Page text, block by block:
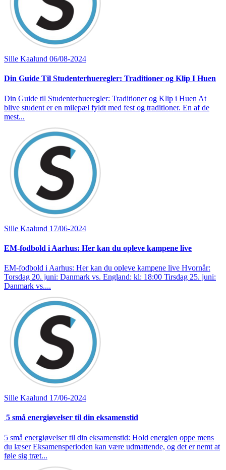
Sille Kaalund 06/08-2024
Din Guide Til Studenterhueregler: Traditioner og Klip I Huen
Din Guide til Studenterhueregler: Traditioner og Klip i Huen At
blive student er en milepæl fyldt med fest og traditioner. En af de
mest...
Sille Kaalund 17/06-2024
EM-fodbold i Aarhus: Her kan du opleve kampene live
EM-fodbold i Aarhus: Her kan du opleve kampene live Hvornår:
Torsdag 20. juni: Danmark vs. England: kl: 18:00 Tirsdag 25. juni:
Danmark vs....
Sille Kaalund 17/06-2024
5 små energiøvelser til din eksamenstid
5 små energiøvelser til din eksamenstid: Hold energien oppe mens
du læser Eksamensperioden kan være udmattende, og det er nemt at
føle sig træt...